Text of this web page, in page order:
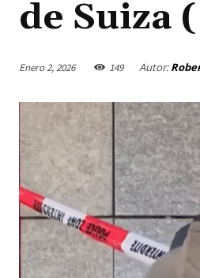
de Suiza
Enero 2, 2026 149 Autor: